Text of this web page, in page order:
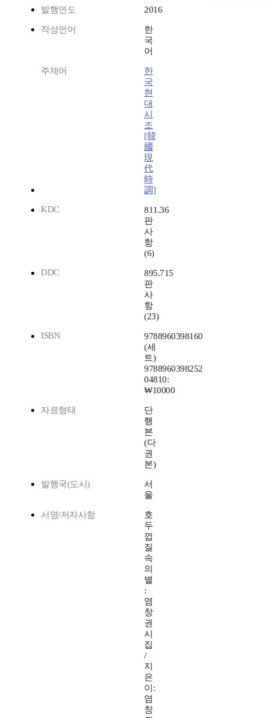
발행연도 2016
작성언어
한
국
어
주제어
한
국
현
대
시
조
[韓
國
現
代
時
調]
KDC
811.36
판
사
항
(6)
DDC
895.715
판
사
항
(23)
ISBN
9788960398160
(세
트)
9788960398252
04810:
₩10000
자료형태
단
행
본
(다
권
본)
발행국(도시)
서
울
서명/저자사항
호
두
껍
질
속
의
별
:
염
창
권
시
집
/
지
은
이:
염
창